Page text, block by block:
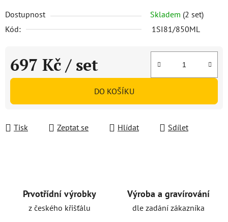
Dostupnost Skladem (2 set)
Kód:
1SI81/850ML
697 Kč / set
Měrná cena:
DO KOŠÍKU
Tisk Zeptat se Hlídat Sdílet
Prvotřídní výrobky
z českého křišťálu
Výroba a gravírování
dle zadání zákazníka